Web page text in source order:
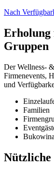
Nach
Erholung
Gruppen
Der Wellness-
Firmenevents,
und
Familien